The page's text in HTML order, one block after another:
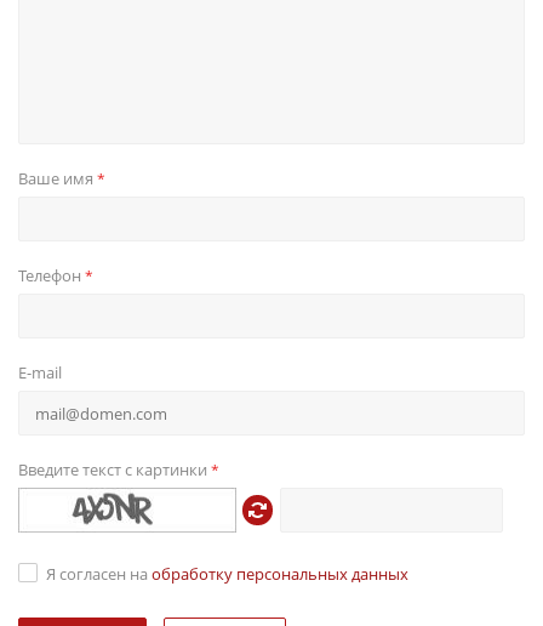
Ваше имя *
Телефон *
E-mail
Введите текст с картинки *
Я согласен на обработку персональных данных